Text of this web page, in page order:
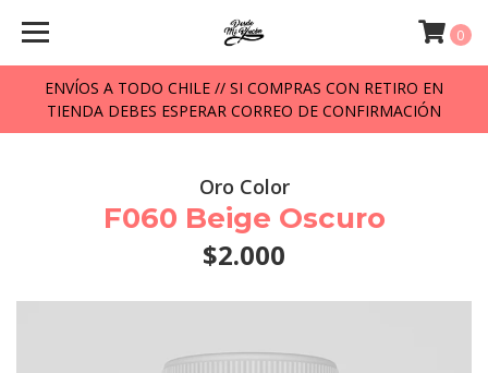
ENVÍOS A TODO CHILE // SI COMPRAS CON RETIRO EN
TIENDA DEBES ESPERAR CORREO DE CONFIRMACIÓN
0
Oro Color
F060 Beige Oscuro
$2.000